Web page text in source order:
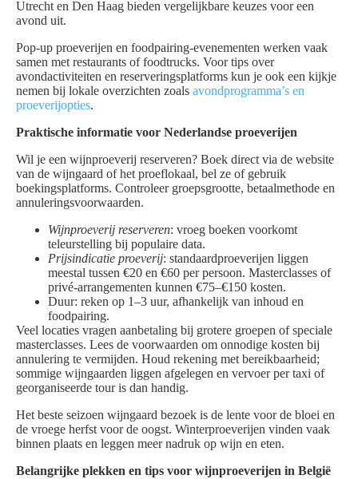
Utrecht en Den Haag bieden vergelijkbare keuzes voor een
avond uit.
Pop-up proeverijen en foodpairing-evenementen werken vaak
samen met restaurants of foodtrucks. Voor tips over
avondactiviteiten en reserveringsplatforms kun je ook een kijkje
nemen bij lokale overzichten zoals avondprogramma’s en
proeverijopties.
Praktische informatie voor Nederlandse proeverijen
Wil je een wijnproeverij reserveren? Boek direct via de website
van de wijngaard of het proeflokaal, bel ze of gebruik
boekingsplatforms. Controleer groepsgrootte, betaalmethode en
annuleringsvoorwaarden.
Wijnproeverij reserveren: vroeg boeken voorkomt
teleurstelling bij populaire data.
Prijsindicatie proeverij: standaardproeverijen liggen
meestal tussen €20 en €60 per persoon. Masterclasses of
privé-arrangementen kunnen €75–€150 kosten.
Duur: reken op 1–3 uur, afhankelijk van inhoud en
foodpairing.
Veel locaties vragen aanbetaling bij grotere groepen of speciale
masterclasses. Lees de voorwaarden om onnodige kosten bij
annulering te vermijden. Houd rekening met bereikbaarheid;
sommige wijngaarden liggen afgelegen en vervoer per taxi of
georganiseerde tour is dan handig.
Het beste seizoen wijngaard bezoek is de lente voor de bloei en
de vroege herfst voor de oogst. Winterproeverijen vinden vaak
binnen plaats en leggen meer nadruk op wijn en eten.
Belangrijke plekken en tips voor wijnproeverijen in België